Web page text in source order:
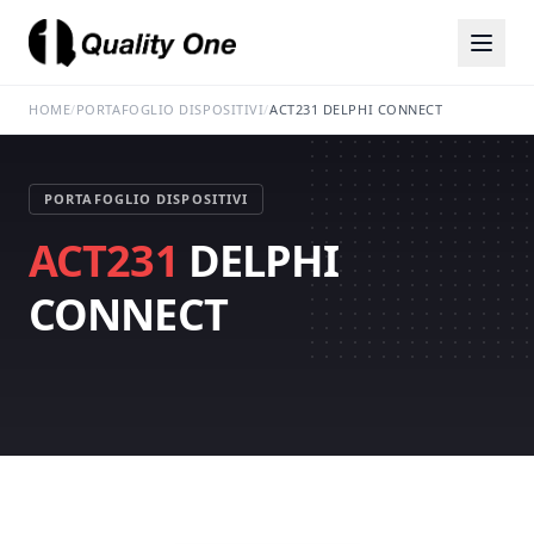
HOME/PORTAFOGLIO DISPOSITIVI/ACT231 DELPHI CONNECT
PORTAFOGLIO DISPOSITIVI
ACT231 DELPHI
CONNECT